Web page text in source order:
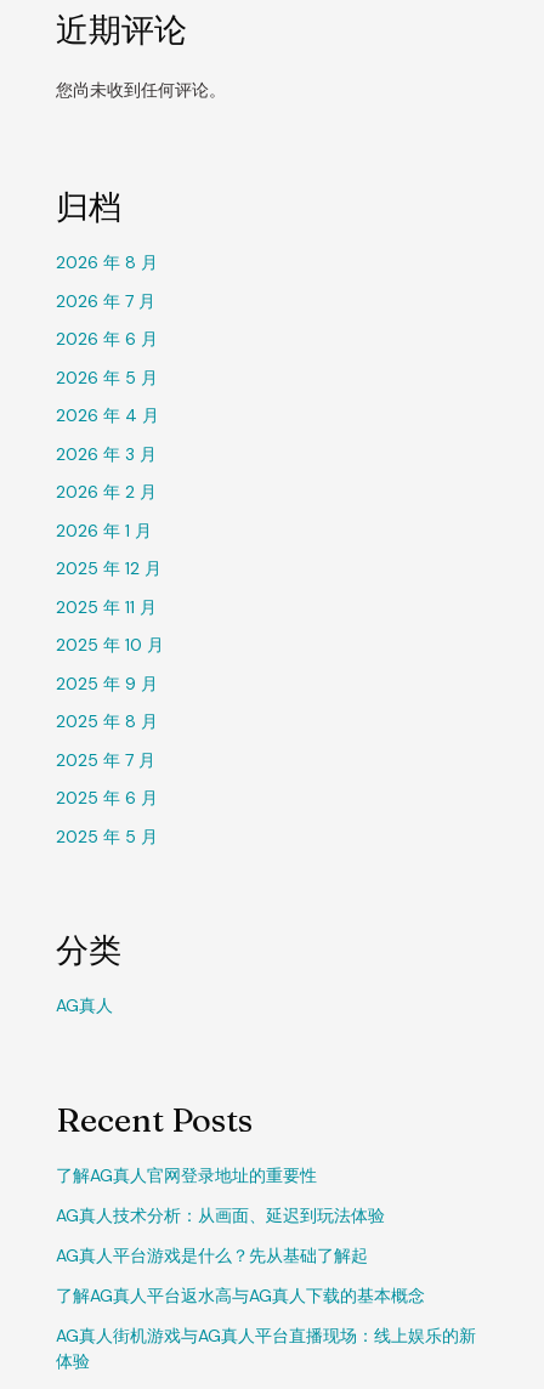
近期评论
您尚未收到任何评论。
归档
2026 年 8 月
2026 年 7 月
2026 年 6 月
2026 年 5 月
2026 年 4 月
2026 年 3 月
2026 年 2 月
2026 年 1 月
2025 年 12 月
2025 年 11 月
2025 年 10 月
2025 年 9 月
2025 年 8 月
2025 年 7 月
2025 年 6 月
2025 年 5 月
分类
AG真人
Recent Posts
了解AG真人官网登录地址的重要性
AG真人技术分析：从画面、延迟到玩法体验
AG真人平台游戏是什么？先从基础了解起
了解AG真人平台返水高与AG真人下载的基本概念
AG真人街机游戏与AG真人平台直播现场：线上娱乐的新
体验